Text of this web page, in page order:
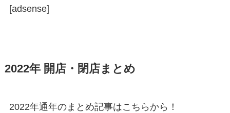
[adsense]
2022年 開店・閉店まとめ
2022年通年のまとめ記事はこちらから！